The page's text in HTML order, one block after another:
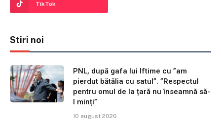
TikTok
Stiri noi
PNL, după gafa lui Iftime cu ”am
pierdut bătălia cu satul”. ”Respectul
pentru omul de la țară nu înseamnă să-
l minți”
10 august 2026